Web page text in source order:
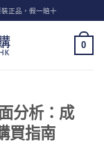
正品，假一賠十
0
分析：成
買指南